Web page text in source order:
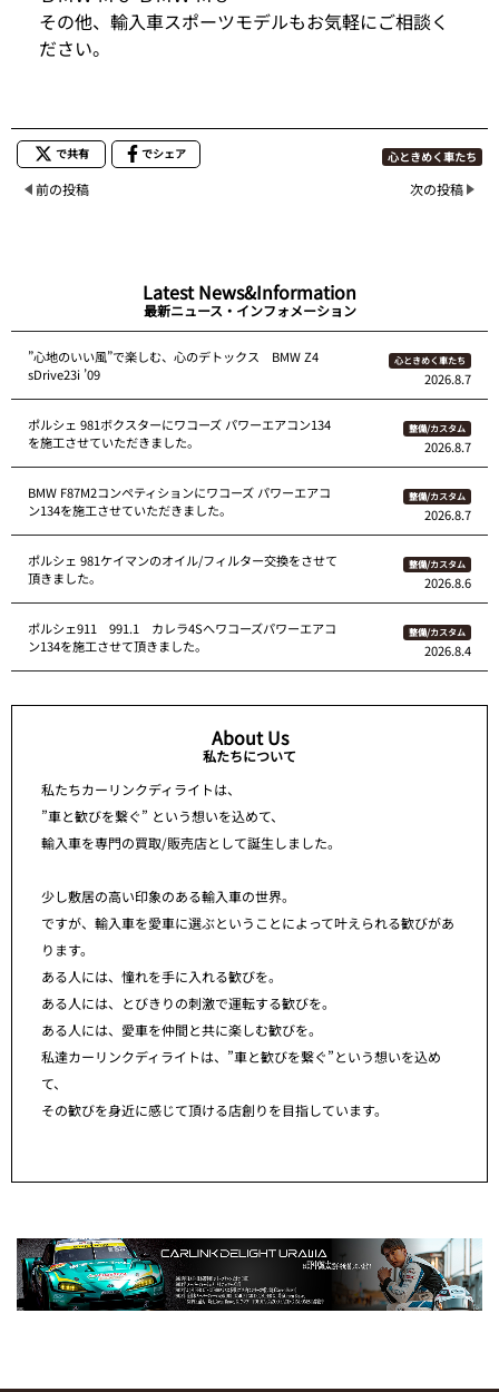
その他、輸入車スポーツモデルもお気軽にご相談く
ださい。
で共有 でシェア 心ときめく車たち
前の投稿 次の投稿
Latest News&Information
最新ニュース・インフォメーション
”心地のいい風”で楽しむ、心のデトックス BMW Z4
sDrive23i ’09
心ときめく車たち
2026.8.7
ポルシェ 981ボクスターにワコーズ パワーエアコン134
を施工させていただきました。
整備/カスタム
2026.8.7
BMW F87M2コンペティションにワコーズ パワーエアコ
ン134を施工させていただきました。
整備/カスタム
2026.8.7
ポルシェ 981ケイマンのオイル/フィルター交換をさせて
頂きました。
整備/カスタム
2026.8.6
ポルシェ911 991.1 カレラ4Sへワコーズパワーエアコ
ン134を施工させて頂きました。
整備/カスタム
2026.8.4
About Us
私たちについて
私たちカーリンクディライトは、
”車と歓びを繋ぐ” という想いを込めて、
輸入車を専門の買取/販売店として誕生しました。
少し敷居の高い印象のある輸入車の世界。
ですが、輸入車を愛車に選ぶということによって叶えられる歓びがあ
ります。
ある人には、憧れを手に入れる歓びを。
ある人には、とびきりの刺激で運転する歓びを。
ある人には、愛車を仲間と共に楽しむ歓びを。
私達カーリンクディライトは、”車と歓びを繋ぐ”という想いを込め
て、
その歓びを身近に感じて頂ける店創りを目指しています。